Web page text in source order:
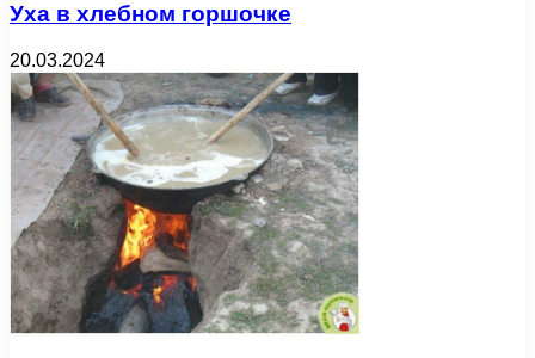
Уха в хлебном горшочке
20.03.2024